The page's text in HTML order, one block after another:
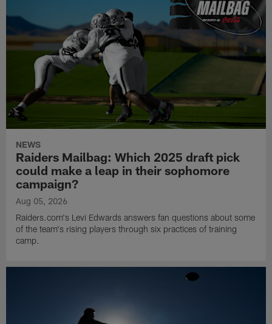
NEWS
Raiders Mailbag: Which 2025 draft pick
could make a leap in their sophomore
campaign?
Aug 05, 2026
Raiders.com's Levi Edwards answers fan questions about some
of the team's rising players through six practices of training
camp.